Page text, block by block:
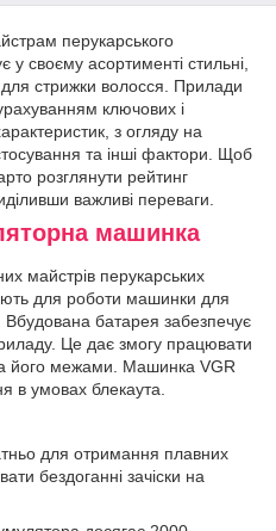
перукарського
своєму асортименті стильні,
для стрижки волосся. Прилади
ключових і
з огляду на
та інші фактори. Щоб
розглянути рейтинг
важливі переваги.
машинка
майстрів перукарських
для роботи машинки для
Вбудована батарея забезпечує
Це дає змогу працювати
його межами. Машинка VGR
в умовах блекаута.
для отримання плавних
бездоганні зачіски на